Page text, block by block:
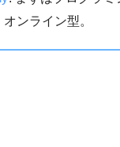
ンライン型。